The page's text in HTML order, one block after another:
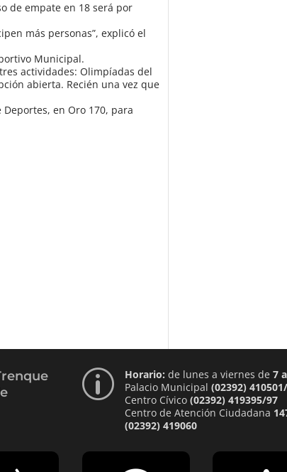
de empate en 18 será por
más personas”, explicó el
Municipal.
actividades: Olimpíadas del
abierta. Recién una vez que
en Oro 170, para
p Horario: de lunes a viernes de 7
Palacio Municipal (02392)
Centro Cívico (02392) 419395/97
Centro de Atención Ciudadana
(02392) 419060